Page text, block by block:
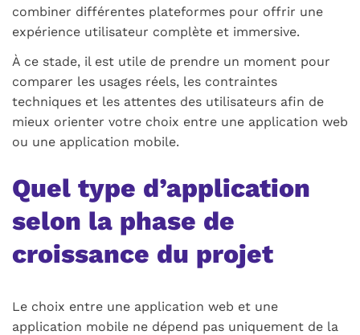
combiner différentes plateformes pour offrir une
expérience utilisateur complète et immersive.
À ce stade, il est utile de prendre un moment pour
comparer les usages réels, les contraintes
techniques et les attentes des utilisateurs afin de
mieux orienter votre choix entre une application web
ou une application mobile.
Quel type d’application
selon la phase de
croissance du projet
Le choix entre une application web et une
application mobile ne dépend pas uniquement de la